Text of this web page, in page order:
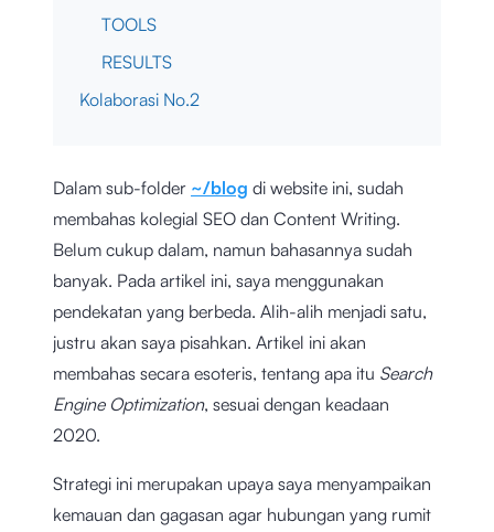
TOOLS
RESULTS
Kolaborasi No.2
Dalam sub-folder ~/blog di website ini, sudah
membahas kolegial SEO dan Content Writing.
Belum cukup dalam, namun bahasannya sudah
banyak. Pada artikel ini, saya menggunakan
pendekatan yang berbeda. Alih-alih menjadi satu,
justru akan saya pisahkan. Artikel ini akan
membahas secara esoteris, tentang apa itu Search
Engine Optimization, sesuai dengan keadaan
2020.
Strategi ini merupakan upaya saya menyampaikan
kemauan dan gagasan agar hubungan yang rumit